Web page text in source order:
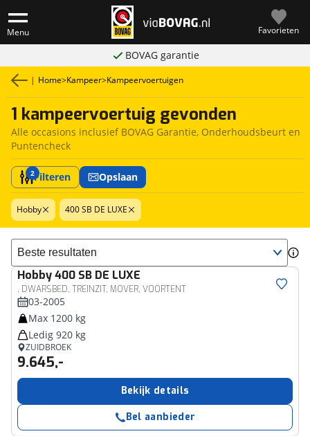
Menu Favorieten
BOVAG garantie
| Home>Kampeer>Kampeervoertuigen
1 kampeervoertuig gevonden
Alle occasions inclusief BOVAG Garantie, Onderhoudsbeurt en
Puntencheck
2Filteren Opslaan
Hobby 400 SB DE LUXE
Sorteer resultaten
Hobby400 SB DE LUXE
, DWARSBED, TREINZIT, MOVER, VOORTENT
03-2005
Max 1200 kg
Ledig 920 kg
ZUIDBROEK
9.645,-
Bekijk details
Bel aanbieder